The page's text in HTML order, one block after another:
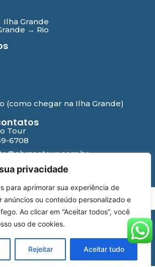
privacidade
para aprimorar sua experiência de
anúncios ou conteúdo personalizado e
Ao clicar em “Aceitar todos”, você
uso de cookies.
Rejeitar Aceitar tudo
Ilha Grande
→ Rio
(como chegar na Ilha Grande)
Tour
6708
Instagram Facebook YouTube
Tour | Desenvolvido por Yamídia Internet
PT